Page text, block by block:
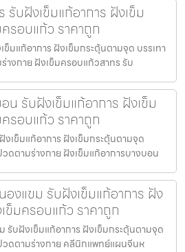
รับฝังเข็มแก้อาการ ฝังเข็ม
รอบแก้ว ราคาถูก
มแก้อาการ ฝังเข็มกระตุ้นตามจุด บรรเทา
างกาย ฝังเข็มครอบแก้วสาทร รับ
น รับฝังเข็มแก้อาการ ฝังเข็ม
รอบแก้ว ราคาถูก
เข็มแก้อาการ ฝังเข็มกระตุ้นตามจุด
วดตามร่างกาย ฝังเข็มแก้อาการบางบอน
งแขม รับฝังเข็มแก้อาการ ฝัง
ข็มครอบแก้ว ราคาถูก
บฝังเข็มแก้อาการ ฝังเข็มกระตุ้นตามจุด
วดตามร่างกาย คลีนิกแพทย์แผนจีนห